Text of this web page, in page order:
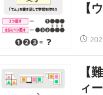
【
【
ィ